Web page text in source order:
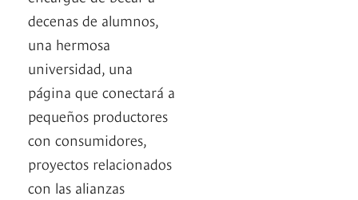
decenas de alumnos,
una hermosa
universidad, una
página que conectará a
pequeños productores
con consumidores,
proyectos relacionados
con las alianzas